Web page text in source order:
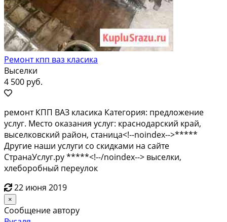
Ремонт кпп ваз класика
Выселки
4 500 руб.
ремонт КПП ВАЗ класика Категория: предложение
услуг. Место оказания услуг: краснодарский край,
выселковский район, станица<!--noindex-->*****
Другие наши услуги со скидками на сайте
СтранаУслуг.ру *****<!--/noindex--> выселки,
хлеборобный переулок
22 июня 2019
×
Сообщение автору